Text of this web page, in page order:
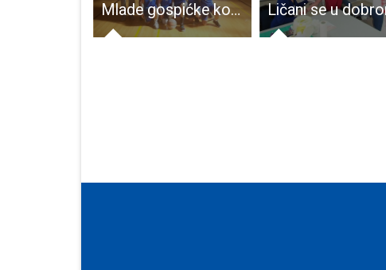
Mlade gospićke košarkašice uvjerljive u ličkom derbiju!